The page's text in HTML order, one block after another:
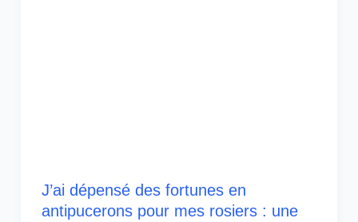
J’ai dépensé des fortunes en
antipucerons pour mes rosiers : une